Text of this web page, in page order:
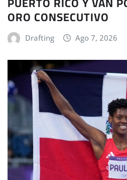
ORO CONSECUTIVO
Drafting Ago 7, 2026